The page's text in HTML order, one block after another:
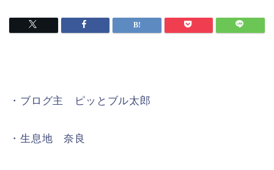
・ブログ主 ピッとブル太郎
・生息地 奈良